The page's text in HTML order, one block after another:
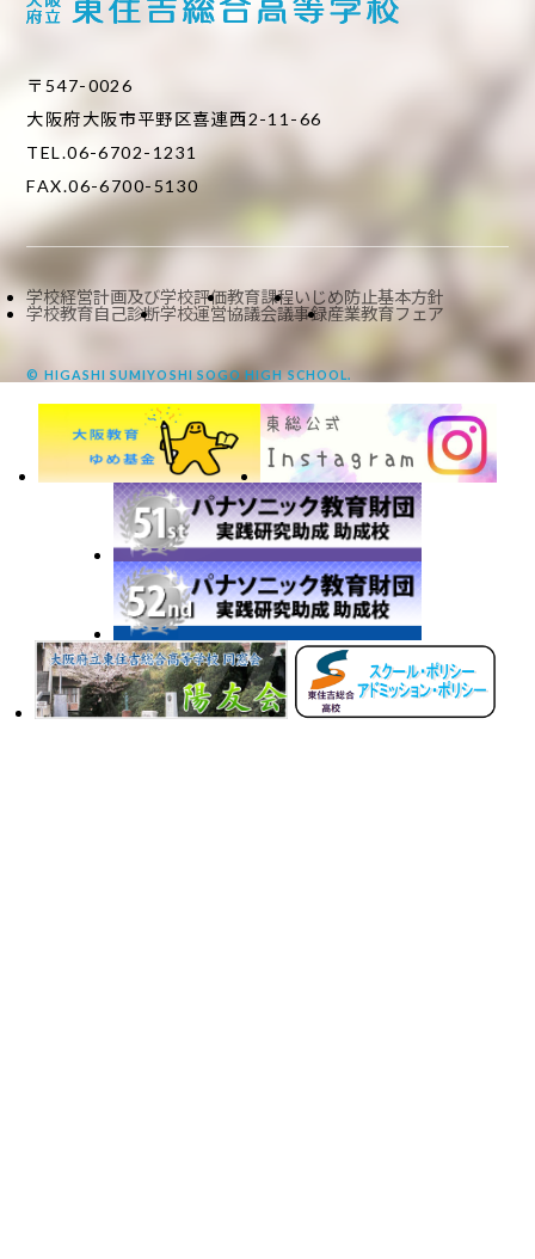
〒547-0026
大阪府大阪市平野区喜連西2-11-66
TEL.06-6702-1231
FAX.06-6700-5130
学校経営計画及び学校評価教育課程いじめ防止基本方針
学校教育自己診断学校運営協議会議事録産業教育フェア
© HIGASHI SUMIYOSHI SOGO HIGH SCHOOL.